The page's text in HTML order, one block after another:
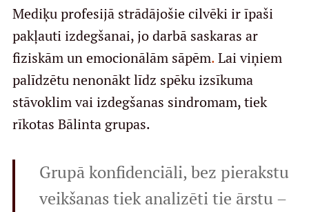
Mediķu profesijā strādājošie cilvēki ir īpaši
pakļauti izdegšanai, jo darbā saskaras ar
fiziskām un emocionālām sāpēm.Lai viņiem
palīdzētu nenonākt līdz spēku izsīkuma
stāvoklim vai izdegšanas sindromam, tiek
rīkotas Bālinta grupas.
Grupā konfidenciāli, bez pierakstu
veikšanas tiek analizēti tie ārstu –